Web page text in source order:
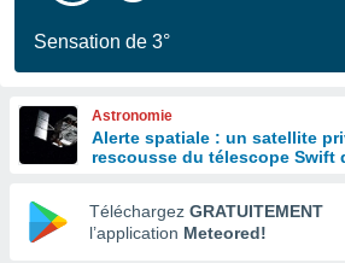
Sensation de 3°
Astronomie
Alerte spatiale : un satellite
rescousse du télescope Swift
Téléchargez GRATUITEMENT
l’application Meteored!